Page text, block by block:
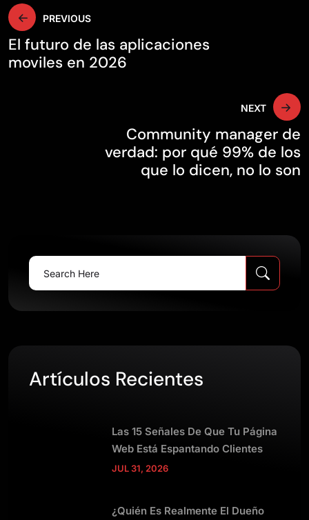
Navegación
de
PREVIOUS
El futuro de las aplicaciones
moviles en 2026
NEXT
Community manager de
verdad: por qué 99% de los
que lo dicen, no lo son
Search
for:
Artículos Recientes
Las 15 Señales De Que Tu Página
Web Está Espantando Clientes
JUL 31, 2026
¿Quién Es Realmente El Dueño